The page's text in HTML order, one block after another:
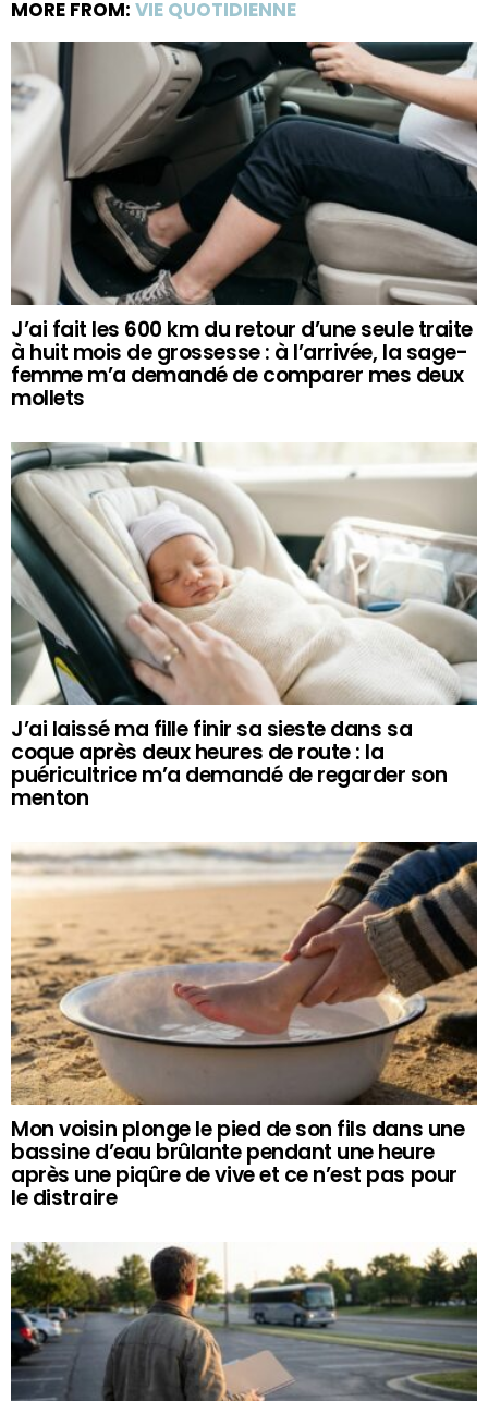
MORE FROM: VIE QUOTIDIENNE
J’ai fait les 600 km du retour d’une seule traite
à huit mois de grossesse : à l’arrivée, la sage-
femme m’a demandé de comparer mes deux
mollets
J’ai laissé ma fille finir sa sieste dans sa
coque après deux heures de route : la
puéricultrice m’a demandé de regarder son
menton
Mon voisin plonge le pied de son fils dans une
bassine d’eau brûlante pendant une heure
après une piqûre de vive et ce n’est pas pour
le distraire